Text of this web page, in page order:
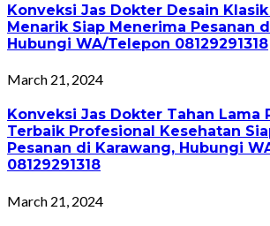
Konveksi Jas Dokter Desain
Menarik Siap Menerima Pesanan
Hubungi WA/Telepon 08129291318
March 21, 2024
Konveksi Jas Dokter Tahan Lama
Terbaik Profesional Kesehatan
Pesanan di Karawang, Hubungi
08129291318
March 21, 2024